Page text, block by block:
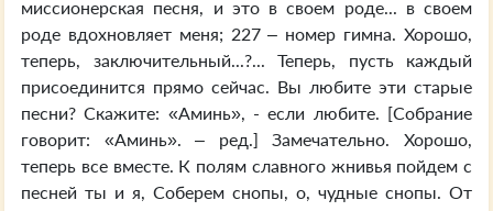
миссионерская песня, и это в своем роде... в своем
роде вдохновляет меня; 227 – номер гимна. Хорошо,
теперь, заключительный...?... Теперь, пусть каждый
присоединится прямо сейчас. Вы любите эти старые
песни? Скажите: «Аминь», - если любите. [Собрание
говорит: «Аминь». – ред.] Замечательно. Хорошо,
теперь все вместе. К полям славного жнивья пойдем с
песней ты и я, Соберем снопы, о, чудные снопы. От